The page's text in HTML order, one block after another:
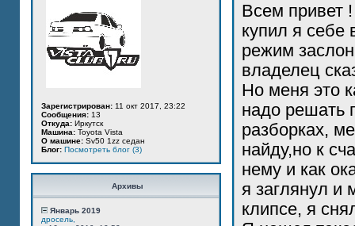
Зарегистрирован: 11 окт 2017, 23:22
Сообщения: 13
Откуда: Иркутск
Машина: Toyota Vista
О машине: Sv50 1zz седан
Блог: Посмотреть блог (3)
Архивы
Январь 2019
дросель,
Всем привет !
купил я себе
режим
владелец
Но меня это
надо решать
разборках,
найду,но к
нему и как
я заглянул и
клипсе, я